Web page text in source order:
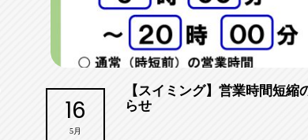
16
5月
【スイミング】営業時間短縮
らせ